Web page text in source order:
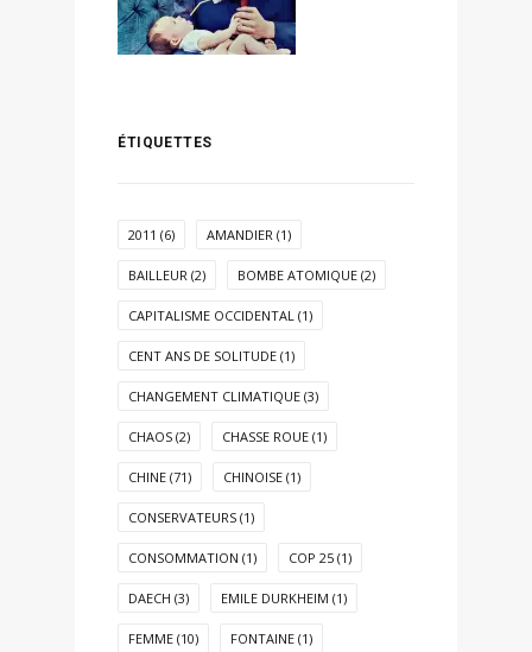
ÉTIQUETTES
2011 (6) AMANDIER (1)
BAILLEUR (2) BOMBE ATOMIQUE (2)
CAPITALISME OCCIDENTAL (1)
CENT ANS DE SOLITUDE (1)
CHANGEMENT CLIMATIQUE (3)
CHAOS (2) CHASSE ROUE (1)
CHINE (71) CHINOISE (1)
CONSERVATEURS (1)
CONSOMMATION (1) COP 25 (1)
DAECH (3) EMILE DURKHEIM (1)
FEMME (10) FONTAINE (1)